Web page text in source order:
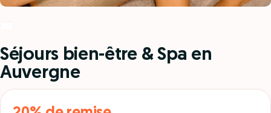
Séjours bien-être & Spa en
Auvergne